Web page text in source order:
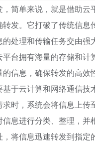
简单来说，就是借助云
转发。它打破了传统信息
的处理和传输任务交由强
平台拥有海量的存储和计
信息，确保转发的高效
基于云计算和网络通信技
时，系统会将信息上传
信息进行分类、整理，并
，将信息迅速转发到指定